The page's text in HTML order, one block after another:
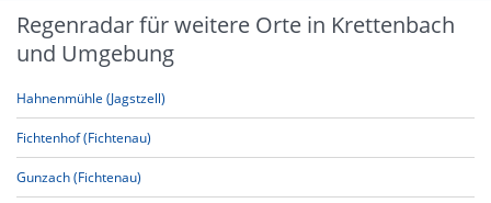
Regenradar für weitere Orte in Krettenbach
und Umgebung
Hahnenmühle (Jagstzell)
Fichtenhof (Fichtenau)
Gunzach (Fichtenau)